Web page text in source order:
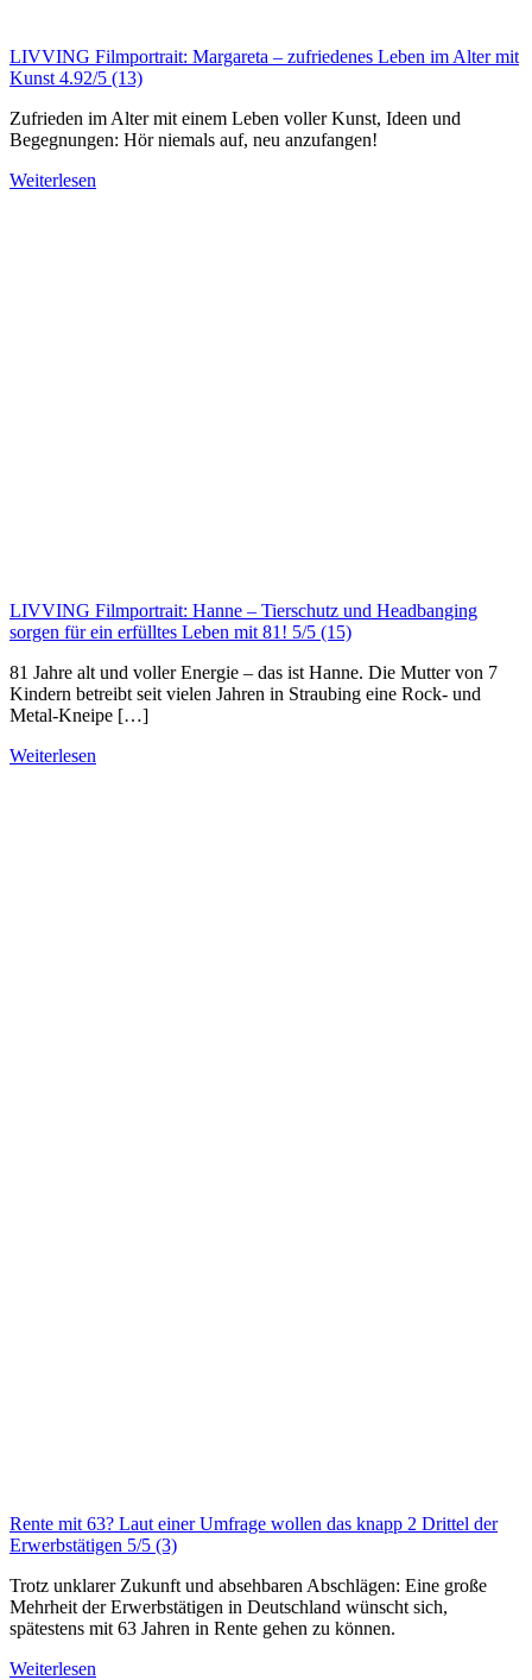
LIVVING Filmportrait: Margareta – zufriedenes Leben im Alter mit
Kunst 4.92/5 (13)
Zufrieden im Alter mit einem Leben voller Kunst, Ideen und
Begegnungen: Hör niemals auf, neu anzufangen!
Weiterlesen
LIVVING Filmportrait: Hanne – Tierschutz und Headbanging
sorgen für ein erfülltes Leben mit 81! 5/5 (15)
81 Jahre alt und voller Energie – das ist Hanne. Die Mutter von 7
Kindern betreibt seit vielen Jahren in Straubing eine Rock- und
Metal-Kneipe […]
Weiterlesen
Rente mit 63? Laut einer Umfrage wollen das knapp 2 Drittel der
Erwerbstätigen 5/5 (3)
Trotz unklarer Zukunft und absehbaren Abschlägen: Eine große
Mehrheit der Erwerbstätigen in Deutschland wünscht sich,
spätestens mit 63 Jahren in Rente gehen zu können.
Weiterlesen